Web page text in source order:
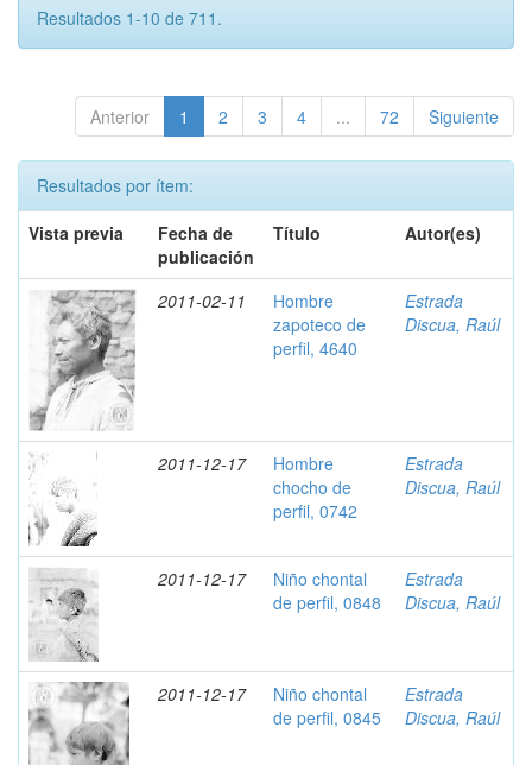
Resultados 1-10 de 711.
Anterior 1 2 3 4 ... 72 Siguiente
Resultados por ítem:
Vista previa
Fecha de
publicación
Título Autor(es)
2011-02-11
Hombre
zapoteco de
perfil, 4640
Estrada
Discua, Raúl
2011-12-17
Hombre
chocho de
perfil, 0742
Estrada
Discua, Raúl
2011-12-17
Niño chontal
de perfil, 0848
Estrada
Discua, Raúl
2011-12-17
Niño chontal
de perfil, 0845
Estrada
Discua, Raúl